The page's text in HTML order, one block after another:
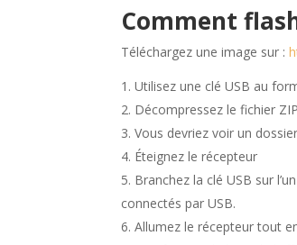
Comment
Téléchargez une image sur :
Utilisez une clé USB au
Décompressez le fichier
Vous devriez voir un
Éteignez le récepteur
Branchez la clé USB sur
connectés par USB.
Allumez le récepteur tout